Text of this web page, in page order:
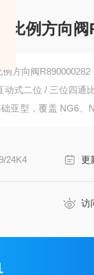
比例方向
方向阀R890000282
动式二位 / 三位四通
亚型，覆盖 NG6、
24K4 更
访